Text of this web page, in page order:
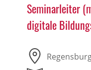
Seminarleiter
digitale